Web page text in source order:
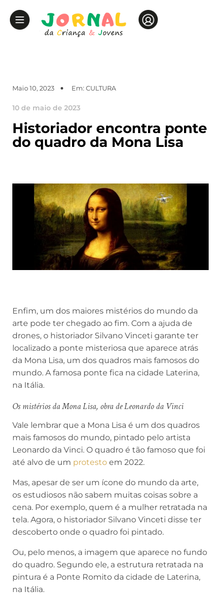
Maio 10, 2023 Em: CULTURA
10 de maio de 2023
Historiador encontra ponte
do quadro da Mona Lisa
Enfim, um dos maiores mistérios do mundo da
arte pode ter chegado ao fim. Com a ajuda de
drones, o historiador Silvano Vinceti garante ter
localizado a ponte misteriosa que aparece atrás
da Mona Lisa, um dos quadros mais famosos do
mundo. A famosa ponte fica na cidade Laterina,
na Itália.
Os mistérios da Mona Lisa, obra de Leonardo da Vinci
Vale lembrar que a Mona Lisa é um dos quadros
mais famosos do mundo, pintado pelo artista
Leonardo da Vinci. O quadro é tão famoso que foi
até alvo de um protesto em 2022.
Mas, apesar de ser um ícone do mundo da arte,
os estudiosos não sabem muitas coisas sobre a
cena. Por exemplo, quem é a mulher retratada na
tela. Agora, o historiador Silvano Vinceti disse ter
descoberto onde o quadro foi pintado.
Ou, pelo menos, a imagem que aparece no fundo
do quadro. Segundo ele, a estrutura retratada na
pintura é a Ponte Romito da cidade de Laterina,
na Itália.